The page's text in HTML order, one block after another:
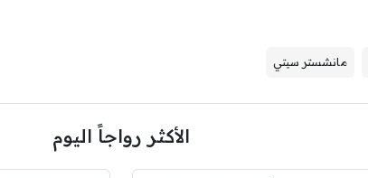
مانشستر سيتي
الأكثر رواجاً اليوم